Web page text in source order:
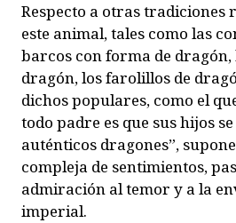
Respecto a otras tradiciones
este animal, tales como las
barcos con forma de dragón,
dragón, los farolillos de
dichos populares, como el
todo padre es que sus hijos
auténticos dragones”,
compleja de sentimientos,
admiración al temor y a la
imperial.